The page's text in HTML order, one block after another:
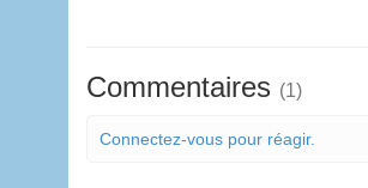
Commentaires (1)
Connectez-vous pour réagir.